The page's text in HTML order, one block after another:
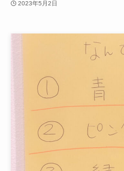
2023年5月2日